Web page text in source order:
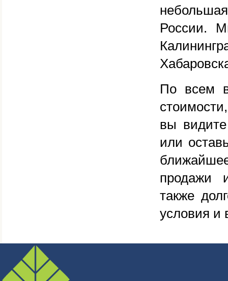
России.
По всем
вы
или
продажи
также
условия и